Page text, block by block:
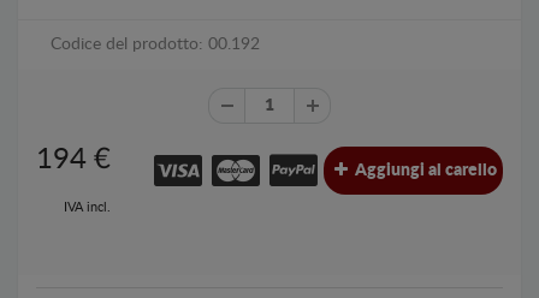
Codice del prodotto: 00.192
194 €
IVA incl.
Aggiungi al carello